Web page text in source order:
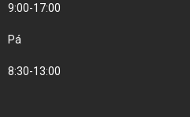
9:00-17:00
Pá
8:30-13:00